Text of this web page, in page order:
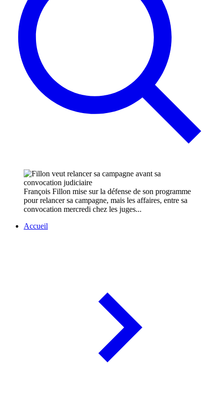
François Fillon mise sur la défense de son programme
pour relancer sa campagne, mais les affaires, entre sa
convocation mercredi chez les juges...
Accueil